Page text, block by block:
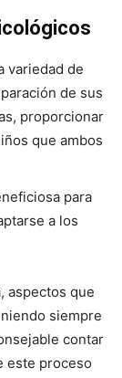
variedad de
de sus
proporcionar
que ambos
para
a los
aspectos que
siempre
contar
este proceso